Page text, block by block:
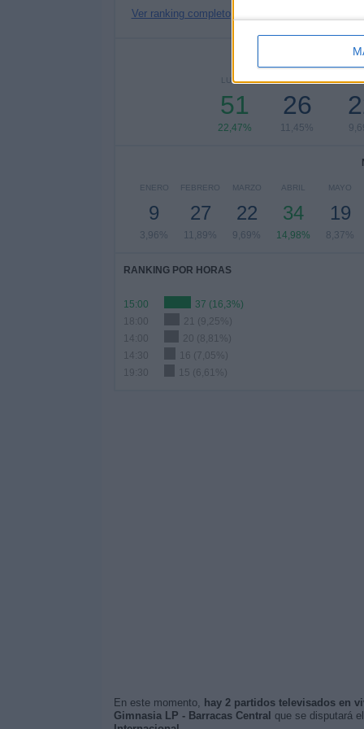
Ver ranking completo
Nº DE
LUNES
51
22,47%
MARTES
26
11,45%
ENERO
9
3,96%
FEBRERO
27
11,89%
MARZO
22
9,69%
ABRIL
34
14,98%
MAYO
19
8,37%
RANKING POR HORAS
15:00
37 (16,3%)
18:00
21 (9,25%)
20 (8,81%)
14:30
16 (7,05%)
19:30
15 (6,61%)
En este momento, hay 2 partidos televisados en
Gimnasia LP - Barracas Central que se disputará